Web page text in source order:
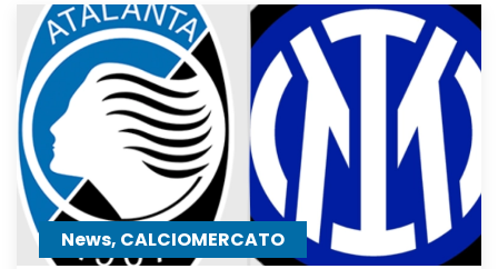
2-
1:
la
Dea
non
sfigura,
ma
perde
contro
gli
News, CALCIOMERCATO